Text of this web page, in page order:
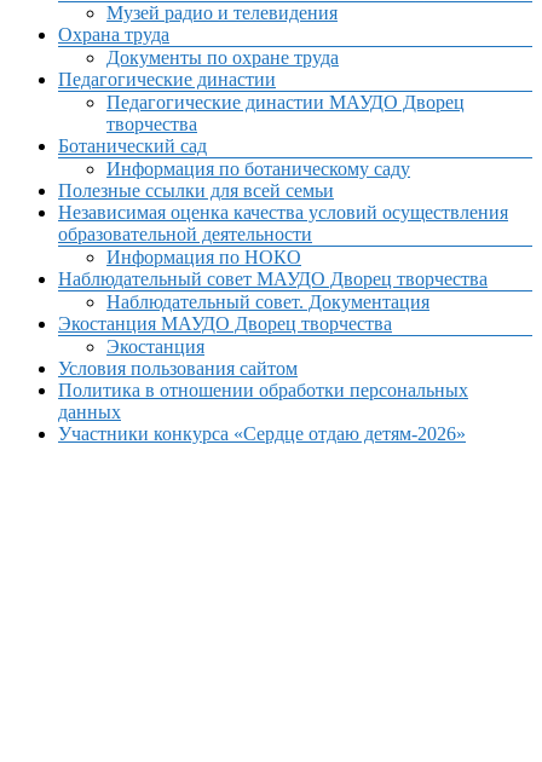
Музей радио и телевидения
Охрана труда
Документы по охране труда
Педагогические династии
Педагогические династии МАУДО Дворец
творчества
Ботанический сад
Информация по ботаническому саду
Полезные ссылки для всей семьи
Независимая оценка качества условий осуществления
образовательной деятельности
Информация по НОКО
Наблюдательный совет МАУДО Дворец творчества
Наблюдательный совет. Документация
Экостанция МАУДО Дворец творчества
Экостанция
Условия пользования сайтом
Политика в отношении обработки персональных
данных
Участники конкурса «Сердце отдаю детям-2026»